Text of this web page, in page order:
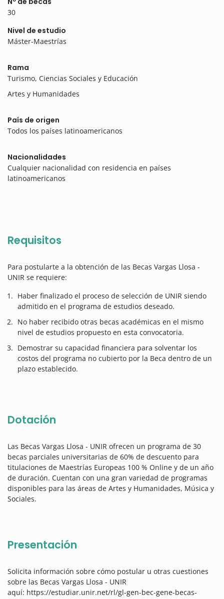
30
Nivel de estudio
Máster-Maestrías
Rama
Turismo, Ciencias Sociales y Educación
Artes y Humanidades
País de origen
Todos los países latinoamericanos
Nacionalidades
Cualquier nacionalidad con residencia en países
latinoamericanos
Requisitos
Para postularte a la obtención de las Becas Vargas Llosa -
UNIR se requiere:
Haber finalizado el proceso de selección de UNIR siendo
admitido en el programa de estudios deseado.
No haber recibido otras becas académicas en el mismo
nivel de estudios propuesto en esta convocatoria.
Demostrar su capacidad financiera para solventar los
costos del programa no cubierto por la Beca dentro de un
plazo establecido.
Dotación
Las Becas Vargas Llosa - UNIR ofrecen un programa de 30
becas parciales universitarias de 60% de descuento para
titulaciones de Maestrías Europeas 100 % Online y de un año
de duración. Cuentan con una gran variedad de programas
disponibles para las áreas de Artes y Humanidades, Música y
Sociales.
Presentación
Solicita información sobre cómo postular u otras cuestiones
sobre las Becas Vargas Llosa - UNIR
aquí: https://estudiar.unir.net/rl/gl-gen-bec-gene-becas-